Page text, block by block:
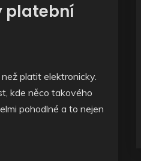
platební
platit elektronicky.
kde něco takového
pohodlné a to nejen